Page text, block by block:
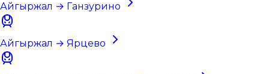
Айгыржал → Ганзурино
Айгыржал → Ярцево